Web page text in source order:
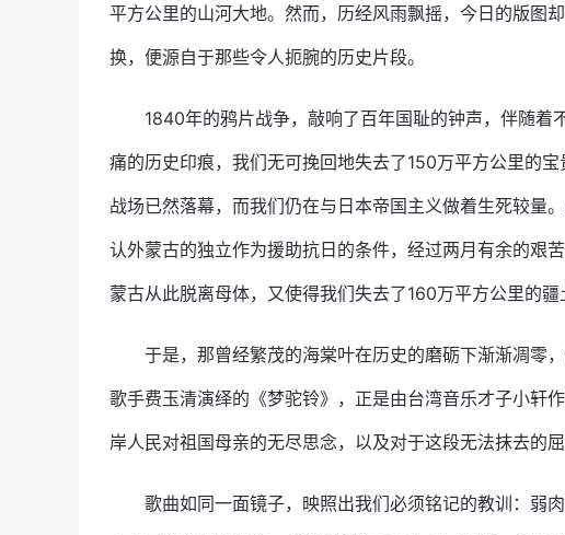
平方公里的山河大地。然而，历经风雨飘摇，今日的版图
换，便源自于那些令人扼腕的历史片段。
1840年的鸦片战争，敲响了百年国耻的钟声，伴随
痛的历史印痕，我们无可挽回地失去了150万平方公里的
战场已然落幕，而我们仍在与日本帝国主义做着生死较
认外蒙古的独立作为援助抗日的条件，经过两月有余的艰
蒙古从此脱离母体，又使得我们失去了160万平方公里的疆
于是，那曾经繁茂的海棠叶在历史的磨砺下渐渐凋零
歌手费玉清演绎的《梦驼铃》，正是由台湾音乐才子小轩
岸人民对祖国母亲的无尽思念，以及对于这段无法抹去的屈
歌曲如同一面镜子，映照出我们必须铭记的教训：弱